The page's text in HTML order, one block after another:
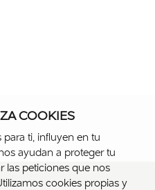
COOKIES
ti, influyen en tu
ayudan a proteger tu
las peticiones que nos
cookies propias y